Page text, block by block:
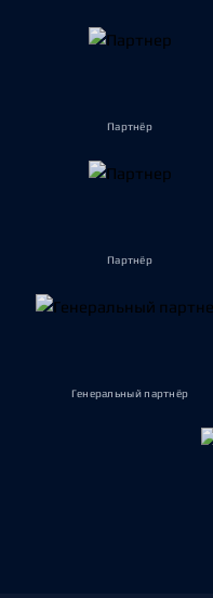
Партнёр
Партнёр
Генеральный партнёр